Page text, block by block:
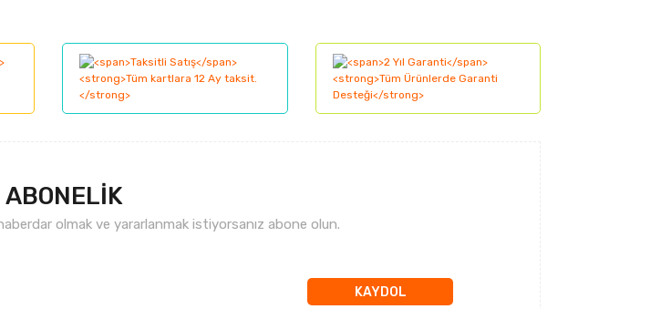
ABONELİK
olmak ve yararlanmak istiyorsanız abone olun.
KAYDOL